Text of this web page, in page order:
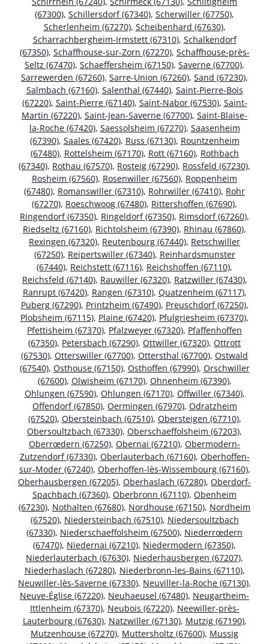
(67300), Schillersdorf (67340), Scherwiller (67750),
Scherlenheim (67270), Scheibenhard (67630),
Scharrachbergheim-Irmstett (67310), Schalkendorf
(67350), Schaffhouse-sur-Zorn (67270), Schaffhouse-près-
Seltz (67470), Schaeffersheim (67150), Saverne (67700),
Sarrewerden (67260), Sarre-Union (67260), Sand (67230),
Salmbach (67160), Salenthal (67440), Saint-Pierre-Bois
(67220), Saint-Pierre (67140), Saint-Nabor (67530), Saint-
Martin (67220), Saint-Jean-Saverne (67700), Saint-Blaise-
la-Roche (67420), Saessolsheim (67270), Saasenheim
(67390), Saales (67420), Russ (67130), Rountzenheim
(67480), Rottelsheim (67170), Rott (67160), Rothbach
(67340), Rothau (67570), Rosteig (67290), Rossfeld (67230),
Rosheim (67560), Rosenwiller (67560), Roppenheim
(67480), Romanswiller (67310), Rohrwiller (67410), Rohr
(67270), Roeschwoog (67480), Rittershoffen (67690),
Ringendorf (67350), Ringeldorf (67350), Rimsdorf (67260),
Riedseltz (67160), Richtolsheim (67390), Rhinau (67860),
Rexingen (67320), Reutenbourg (67440), Retschwiller
(67250), Reipertswiller (67340), Reinhardsmunster
(67440), Reichstett (67116), Reichshoffen (67110),
Reichsfeld (67140), Rauwiller (67320), Ratzwiller (67430),
Ranrupt (67420), Rangen (67310), Quatzenheim (67117),
Puberg (67290), Printzheim (67490), Preuschdorf (67250),
Plobsheim (67115), Plaine (67420), Pfulgriesheim (67370),
Pfettisheim (67370), Pfalzweyer (67320), Pfaffenhoffen
(67350), Petersbach (67290), Ottwiller (67320), Ottrott
(67530), Otterswiller (67700), Ottersthal (67700), Ostwald
(67540), Osthouse (67150), Osthoffen (67990), Orschwiller
(67600), Olwisheim (67170), Ohnenheim (67390),
Ohlungen (67590), Ohlungen (67170), Offwiller (67340),
Offendorf (67850), Oermingen (67970), Odratzheim
(67520), Obersteinbach (67510), Obersteigen (67710),
Obersoultzbach (67330), Oberschaeffolsheim (67203),
Oberrœdern (67250), Obernai (67210), Obermodern-
Zutzendorf (67330), Oberlauterbach (67160), Oberhoffen-
sur-Moder (67240), Oberhoffen-lès-Wissembourg (67160),
Oberhausbergen (67205), Oberhaslach (67280), Oberdorf-
Spachbach (67360), Oberbronn (67110), Obenheim
(67230), Nothalten (67680), Nordhouse (67150), Nordheim
(67520), Niedersteinbach (67510), Niedersoultzbach
(67330), Niederschaeffolsheim (67500), Niederrœdern
(67470), Niedernai (67210), Niedermodern (67350),
Niederlauterbach (67630), Niederhausbergen (67207),
Niederhaslach (67280), Niederbronn-les-Bains (67110),
Neuwiller-lès-Saverne (67330), Neuviller-la-Roche (67130),
Neuve-Église (67220), Neuhaeusel (67480), Neugartheim-
Ittlenheim (67370), Neubois (67220), Neewiller-près-
Lauterbourg (67630), Natzwiller (67130), Mutzig (67190),
Mutzenhouse (67270), Muttersholtz (67600), Mussig